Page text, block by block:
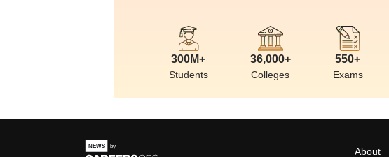
300M+
Students
36,000+
Colleges
550+
Exams
About